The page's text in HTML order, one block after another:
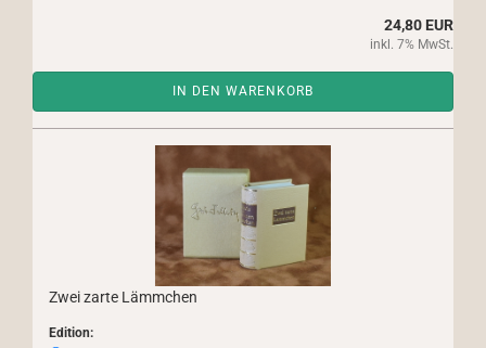
24,80 EUR
inkl. 7% MwSt.
IN DEN WARENKORB
Zwei zarte Lämmchen
Edition: